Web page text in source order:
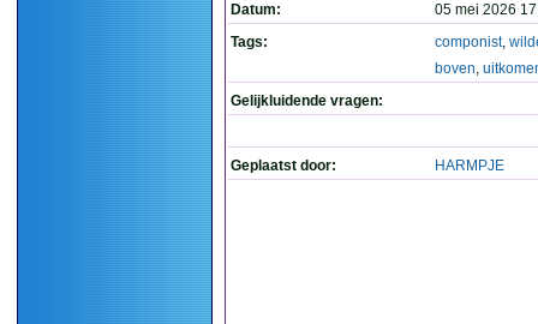
Datum:
05 mei 2026
Tags:
componist,
boven,
Gelijkluidende vragen:
Geplaatst door: HARMPJE